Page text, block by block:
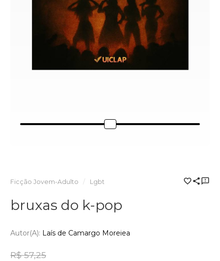
Ficção Jovem-Adulto Lgbt
bruxas do k-pop
Autor(a): Laís de Camargo Moreiea
R$ 57,25